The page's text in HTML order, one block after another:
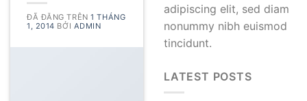
ĐÃ ĐĂNG TRÊN1 THÁNG
1, 2014 BỞI ADMIN
adipiscing elit, sed diam
nonummy nibh euismod
tincidunt.
LATEST POSTS